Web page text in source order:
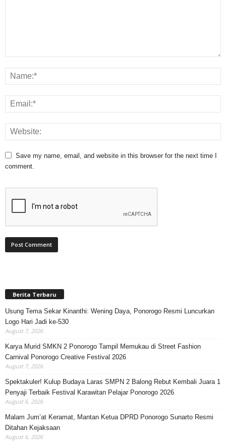
Save my name, email, and website in this browser for the next time I
comment.
Berita Terbaru
Usung Tema Sekar Kinanthi: Wening Daya, Ponorogo Resmi Luncurkan
Logo Hari Jadi ke-530
August 7, 2026
Karya Murid SMKN 2 Ponorogo Tampil Memukau di Street Fashion
Carnival Ponorogo Creative Festival 2026
August 7, 2026
Spektakuler! Kulup Budaya Laras SMPN 2 Balong Rebut Kembali Juara 1
Penyaji Terbaik Festival Karawitan Pelajar Ponorogo 2026
August 6, 2026
Malam Jum’at Keramat, Mantan Ketua DPRD Ponorogo Sunarto Resmi
Ditahan Kejaksaan
August 6, 2026